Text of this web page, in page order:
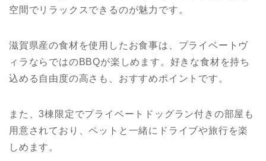
空間でリラックスできるのが魅力です。
滋賀県産の食材を使用したお食事は、プライベートヴ
ィラならではのBBQが楽しめます。好きな食材を持ち
込める自由度の高さも、おすすめポイントです。
また、3棟限定でプライベートドッグラン付きの部屋も
用意されており、ペットと一緒にドライブや旅行を楽
しめます。